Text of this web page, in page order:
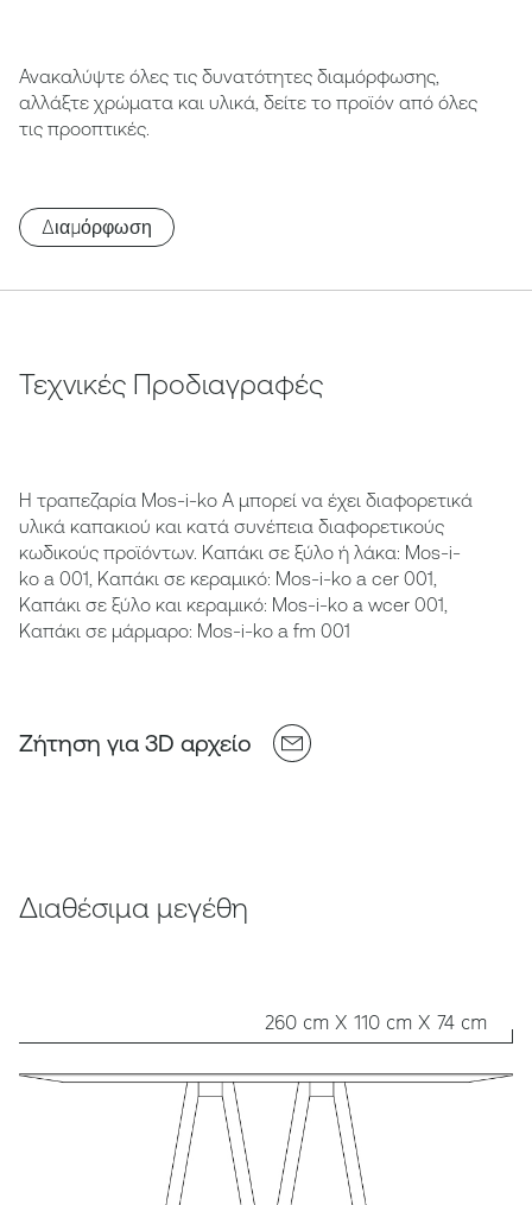
Ανακαλύψτε όλες τις δυνατότητες διαμόρφωσης,
αλλάξτε χρώματα και υλικά, δείτε το προϊόν από όλες
τις προοπτικές.
Διαμόρφωση
Τεχνικές Προδιαγραφές
Η τραπεζαρία Mos-i-ko A μπορεί να έχει διαφορετικά
υλικά καπακιού και κατά συνέπεια διαφορετικούς
κωδικούς προϊόντων. Καπάκι σε ξύλο ή λάκα: Mos-i-
ko a 001, Καπάκι σε κεραμικό: Mos-i-ko a cer 001,
Καπάκι σε ξύλο και κεραμικό: Mos-i-ko a wcer 001,
Καπάκι σε μάρμαρο: Mos-i-ko a fm 001
Ζήτηση για 3D αρχείο
Διαθέσιμα μεγέθη
260 cm X 110 cm X 74 cm